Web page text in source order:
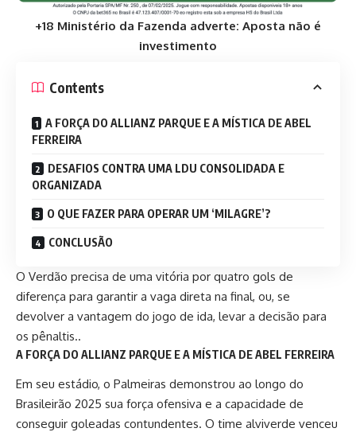
+18 Ministério da Fazenda adverte: Aposta não é
investimento
Contents
A FORÇA DO ALLIANZ PARQUE E A MÍSTICA DE ABEL
FERREIRA
DESAFIOS CONTRA UMA LDU CONSOLIDADA E
ORGANIZADA
O QUE FAZER PARA OPERAR UM ‘MILAGRE’?
CONCLUSÃO
O Verdão precisa de uma vitória por quatro gols de
diferença para garantir a vaga direta na final, ou, se
devolver a vantagem do jogo de ida, levar a decisão para
os pênaltis..
A FORÇA DO ALLIANZ PARQUE E A MÍSTICA DE ABEL FERREIRA
Em seu estádio, o Palmeiras demonstrou ao longo do
Brasileirão 2025 sua força ofensiva e a capacidade de
conseguir goleadas contundentes. O time alviverde venceu